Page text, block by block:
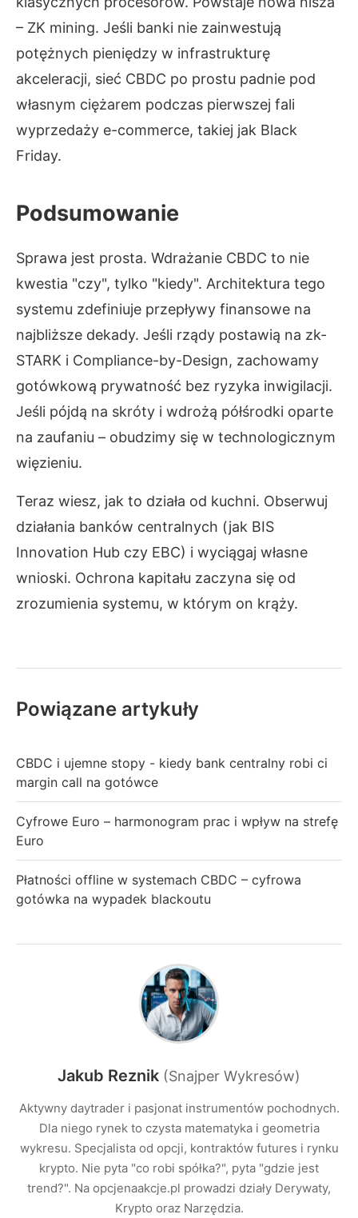
– ZK mining. Jeśli banki nie zainwestują
potężnych pieniędzy w infrastrukturę
akceleracji, sieć CBDC po prostu padnie pod
własnym ciężarem podczas pierwszej fali
wyprzedaży e-commerce, takiej jak Black
Friday.
Podsumowanie
Sprawa jest prosta. Wdrażanie CBDC to nie
kwestia "czy", tylko "kiedy". Architektura tego
systemu zdefiniuje przepływy finansowe na
najbliższe dekady. Jeśli rządy postawią na zk-
STARK i Compliance-by-Design, zachowamy
gotówkową prywatność bez ryzyka inwigilacji.
Jeśli pójdą na skróty i wdrożą półśrodki oparte
na zaufaniu – obudzimy się w technologicznym
więzieniu.
Teraz wiesz, jak to działa od kuchni. Obserwuj
działania banków centralnych (jak BIS
Innovation Hub czy EBC) i wyciągaj własne
wnioski. Ochrona kapitału zaczyna się od
zrozumienia systemu, w którym on krąży.
Powiązane artykuły
CBDC i ujemne stopy - kiedy bank centralny robi ci
margin call na gotówce
Cyfrowe Euro – harmonogram prac i wpływ na strefę
Euro
Płatności offline w systemach CBDC – cyfrowa
gotówka na wypadek blackoutu
Jakub Reznik (Snajper Wykresów)
Aktywny daytrader i pasjonat instrumentów pochodnych.
Dla niego rynek to czysta matematyka i geometria
wykresu. Specjalista od opcji, kontraktów futures i rynku
krypto. Nie pyta "co robi spółka?", pyta "gdzie jest
trend?". Na opcjenaakcje.pl prowadzi działy Derywaty,
Krypto oraz Narzędzia.